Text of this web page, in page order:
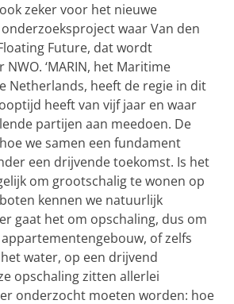
zeker voor het nieuwe
waar Van den
Future, dat wordt
‘MARIN, het Maritime
Netherlands, heeft de regie in dit
heeft van vijf jaar en waar
partijen aan meedoen. De
we samen een fundament
een drijvende toekomst. Is het
om grootschalig te wonen op
kennen we natuurlijk
gaat het om opschaling, dus om
of zelfs
water, op een drijvend
opschaling zitten allerlei
onderzocht moeten worden: hoe